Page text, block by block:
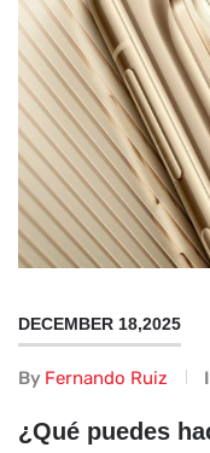
DECEMBER 18,2025
By Fernando Ruiz